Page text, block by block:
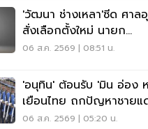
'วัฒนา ช่างเหลา'ซีด ศาล
สั่งเลือกตั้งใหม่ นายก
อบจ.ขอนแก่น
06 ส.ค. 2569 | 08:51 น.
'อนุทิน' ต้อนรับ 'มิน อ่อง
เยือนไทย ถกปัญหาชายแ
พลังงาน-การค้า
06 ส.ค. 2569 | 05:20 น.